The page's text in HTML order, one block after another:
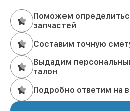
Поможем
запчастей
Составим точную
Выдадим
талон
Подробно ответим на